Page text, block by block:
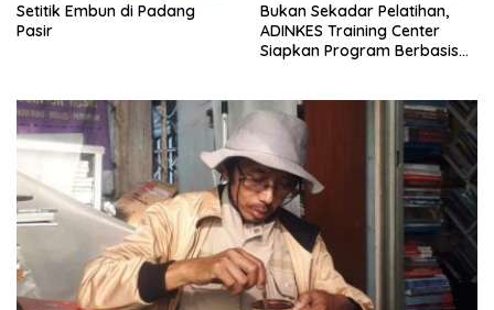
Setitik Embun di Padang
Pasir
Bukan Sekadar Pelatihan,
ADINKES Training Center
Siapkan Program Berbasis